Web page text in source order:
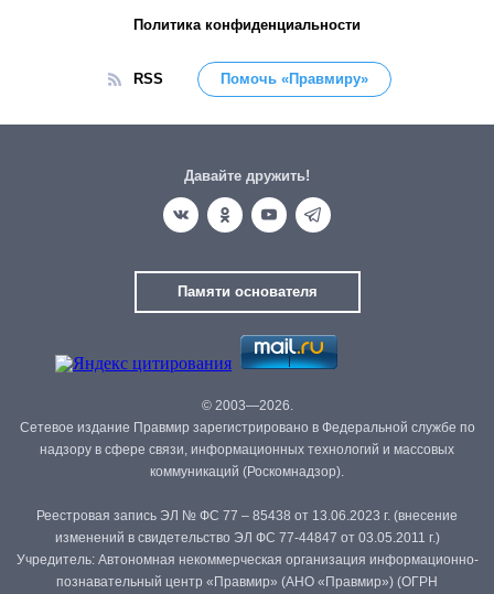
Политика конфиденциальности
RSS Помочь «Правмиру»
Давайте дружить!
Памяти основателя
© 2003—2026.
Сетевое издание Правмир зарегистрировано в Федеральной службе по
надзору в сфере связи, информационных технологий и массовых
коммуникаций (Роскомнадзор).
Реестровая запись ЭЛ № ФС 77 – 85438 от 13.06.2023 г. (внесение
изменений в свидетельство ЭЛ ФС 77-44847 от 03.05.2011 г.)
Учредитель: Автономная некоммерческая организация информационно-
познавательный центр «Правмир» (АНО «Правмир») (ОГРН